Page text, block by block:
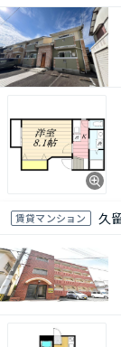
賃貸マンション 久